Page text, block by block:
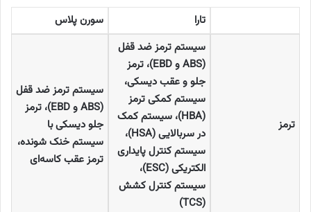
تارا سورن پلاس
ترمز
سیستم ترمز ضد قفل
(ABS
و
، ترمز
جلو و عقب دیسکی،
سیستم کمکی ترمز
(HBA)
، سیستم کمک
در سربالایی(HSA)
،
سیستم کنترل پایداری
الکتریکی(ESC)
،
سیستم کنترل کشش
(TCS)
سیستم ترمز ضد قفل
(ABS
و
، ترمز
جلو دیسکی با
سیستم خنک شونده،
ترمز عقب کاسه‌ای